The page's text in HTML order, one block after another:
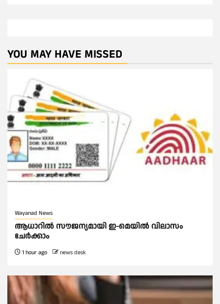
YOU MAY HAVE MISSED
Wayanad News
ആധാറിൽ സൗജന്യമായി ഇ-മെയിൽ വിലാസം
ചേർക്കാം
1 hour ago news desk